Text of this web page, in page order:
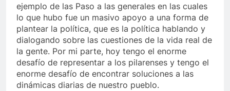
ejemplo de las Paso a las generales en las cuales
lo que hubo fue un masivo apoyo a una forma de
plantear la política, que es la política hablando y
dialogando sobre las cuestiones de la vida real de
la gente. Por mi parte, hoy tengo el enorme
desafío de representar a los pilarenses y tengo el
enorme desafío de encontrar soluciones a las
dinámicas diarias de nuestro pueblo.